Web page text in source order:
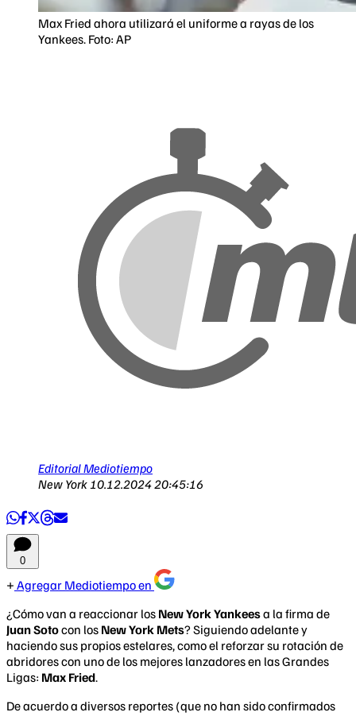
Max Fried ahora utilizará el uniforme a rayas de los
Yankees. Foto: AP
Editorial Mediotiempo
New York 10.12.2024 20:45:16
0
Agregar Mediotiempo en
¿Cómo van a reaccionar los New York Yankeesa la firma de
Juan Sotocon los New York Mets? Siguiendo adelante y
haciendo sus propios estelares, como el reforzar su rotación de
abridores con uno de los mejores lanzadores en las Grandes
Ligas: Max Fried.
De acuerdo a diversos reportes (que no han sido confirmados